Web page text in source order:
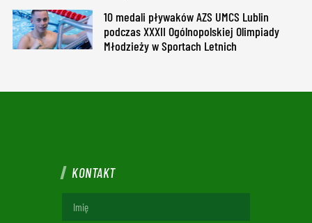
10 medali pływaków AZS UMCS Lublin
podczas XXXII Ogólnopolskiej Olimpiady
Młodzieży w Sportach Letnich
KONTAKT